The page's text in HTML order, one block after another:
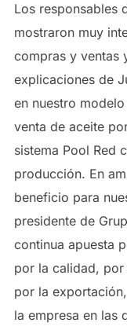
Los responsables
mostraron muy
compras y ventas
explicaciones de
en nuestro
venta de aceite
sistema Pool Red
producción. En
beneficio para
presidente de
continua apuesta
por la calidad,
por la
la empresa en las